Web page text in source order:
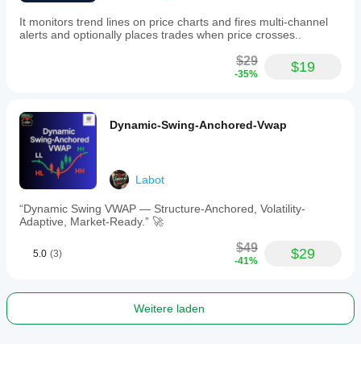
It monitors trend lines on price charts and fires multi-channel
alerts and optionally places trades when price crosses..
$29
-35% $19
Dynamic-Swing-Anchored-Vwap
Labot
“Dynamic Swing VWAP — Structure-Anchored, Volatility-
Adaptive, Market-Ready.” 🚀
5.0 (3) $49
-41% $29
Weitere laden